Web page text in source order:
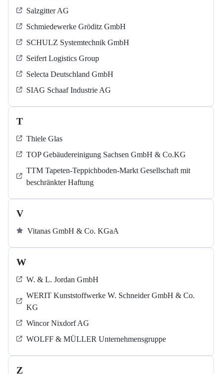
Salzgitter AG
Schmiedewerke Gröditz GmbH
SCHULZ Systemtechnik GmbH
Seifert Logistics Group
Selecta Deutschland GmbH
SIAG Schaaf Industrie AG
T
Thiele Glas
TOP Gebäudereinigung Sachsen GmbH & Co.KG
TTM Tapeten-Teppichboden-Markt Gesellschaft mit
beschränkter Haftung
V
Vitanas GmbH & Co. KGaA
W
W. & L. Jordan GmbH
WERIT Kunststoffwerke W. Schneider GmbH & Co.
KG
Wincor Nixdorf AG
WOLFF & MÜLLER Unternehmensgruppe
Z